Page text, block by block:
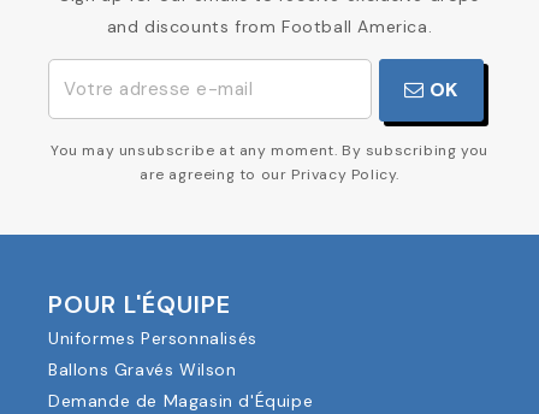
and discounts from Football America.
OK
You may unsubscribe at any moment. By subscribing you
are agreeing to our Privacy Policy.
POUR L'ÉQUIPE
Uniformes Personnalisés
Ballons Gravés Wilson
Demande de Magasin d'Équipe